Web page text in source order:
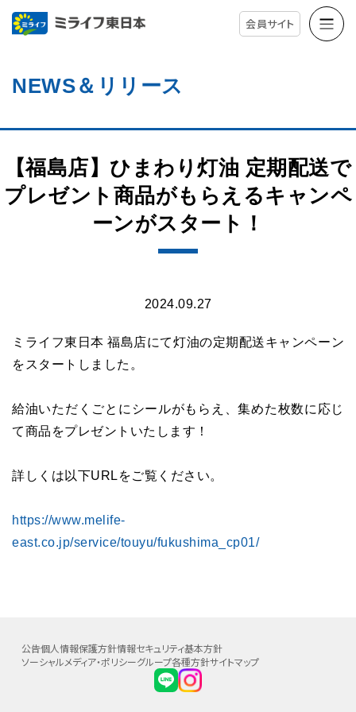
会員サイト
NEWS＆リリース
【福島店】ひまわり灯油 定期配送で
プレゼント商品がもらえるキャンペ
ーンがスタート！
2024.09.27
ミライフ東日本 福島店にて灯油の定期配送キャンペーン
をスタートしました。
給油いただくごとにシールがもらえ、集めた枚数に応じ
て商品をプレゼントいたします！
詳しくは以下URLをご覧ください。
https://www.melife-
east.co.jp/service/touyu/fukushima_cp01/
公告個人情報保護方針情報セキュリティ基本方針
ソーシャルメディア・ポリシーグループ各種方針サイトマップ